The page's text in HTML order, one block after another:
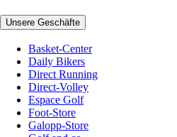
Unsere Geschäfte
Basket-Center
Daily Bikers
Direct Running
Direct-Volley
Espace Golf
Foot-Store
Galopp-Store